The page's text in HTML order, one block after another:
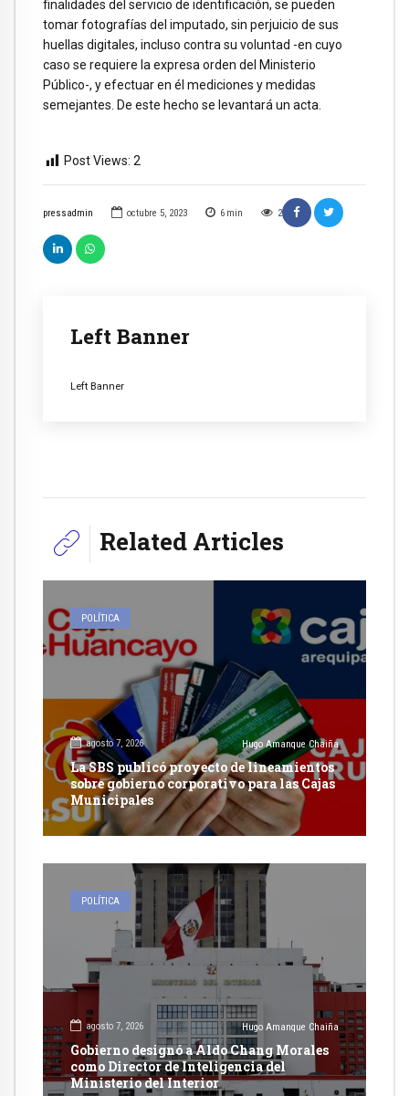
pressadmin octubre 5, 2023 6 min 2
Left Banner
Left Banner
finalidades del servicio de identificación, se pueden
tomar fotografías del imputado, sin perjuicio de sus
huellas digitales, incluso contra su voluntad -en cuyo
caso se requiere la expresa orden del Ministerio
Público-, y efectuar en él mediciones y medidas
semejantes. De este hecho se levantará un acta.
Post Views: 2
Related Articles
POLÍTICA
agosto 7, 2026 Hugo Amanque Chaiña
La SBS publicó proyecto de lineamientos
sobre gobierno corporativo para las Cajas
Municipales
POLÍTICA
agosto 7, 2026 Hugo Amanque Chaiña
Gobierno designó a Aldo Chang Morales
como Director de Inteligencia del
Ministerio del Interior